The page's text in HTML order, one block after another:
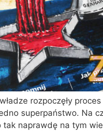
rozpoczęły
superpaństwo. Na
tak naprawdę na tym